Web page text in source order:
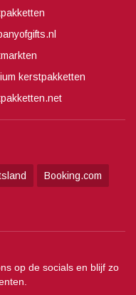
kerstpakketten
Booking.com
op de socials en blijf zo